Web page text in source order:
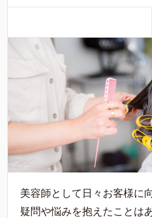
美容師として日々お客様に
疑問や悩みを抱えたことは